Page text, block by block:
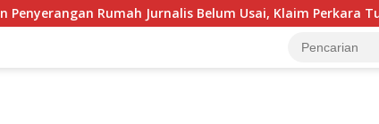
Jurnalis Belum Usai, Klaim Perkara Tuntas Dinilai Keliru